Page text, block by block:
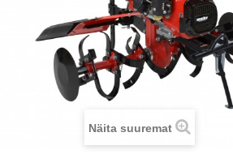
Näita suuremat